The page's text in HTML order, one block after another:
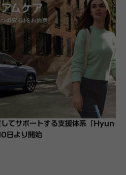
てサポートする支援体系「Hyun
日より開始